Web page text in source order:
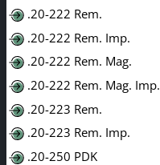
.20-222 Rem.
.20-222 Rem. Imp.
.20-222 Rem. Mag.
.20-222 Rem. Mag. Imp.
.20-223 Rem.
.20-223 Rem. Imp.
.20-250 PDK